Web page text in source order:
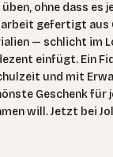
ohne dass es
gefertigt aus
— schlicht im
einfügt. Ein
und mit
Geschenk für
will. Jetzt bei